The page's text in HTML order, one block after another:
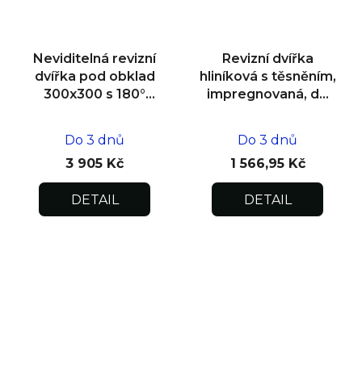
Neviditelná revizní
dvířka pod obklad
300x300 s 180°
Do 3 dnů
3 905 Kč
DETAIL
Revizní dvířka
hliníková s těsněním,
impregnovaná, do
Do 3 dnů
1 566,95 Kč
DETAIL